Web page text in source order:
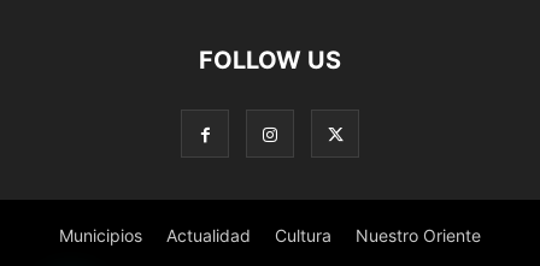
FOLLOW US
Municipios Actualidad Cultura Nuestro Oriente